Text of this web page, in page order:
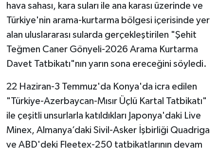
hava sahası, kara suları ile ana karası üzerinde ve
Türkiye'nin arama-kurtarma bölgesi içerisinde yer
alan uluslararası sularda gerçekleştirilen "Şehit
Teğmen Caner Gönyeli-2026 Arama Kurtarma
Davet Tatbikatı"nın yarın sona ereceğini söyledi.
22 Haziran-3 Temmuz'da Konya'da icra edilen
"Türkiye-Azerbaycan-Mısır Üçlü Kartal Tatbikatı"
ile çeşitli unsurlarla katıldıkları Japonya'daki Live
Minex, Almanya’daki Sivil-Asker İşbirliği Quadriga
ve ABD'deki Fleetex-250 tatbikatlarının devam